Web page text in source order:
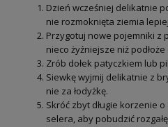
Dzień wcześniej delikatnie
nie rozmoknięta ziemia
Przygotuj nowe pojemniki z
nieco żyźniejsze niż
Zrób dołek patyczkiem lub
Siewkę wyjmij delikatnie z
nie za łodyżkę.
Skróć zbyt długie korzenie
selera, aby pobudzić